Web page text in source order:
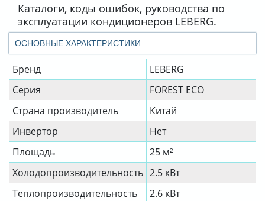
ОСНОВНЫЕ ХАРАКТЕРИСТИКИ
Бренд
LEBERG
Серия
FOREST ECO
Страна производитель
Китай
Инвертор
Нет
Площадь
25 м²
Холодопроизводительность 2.5 кВт
Теплопроизводительность
2.6 кВт
Каталоги, коды ошибок, руководства по
эксплуатации кондиционеров LEBERG.